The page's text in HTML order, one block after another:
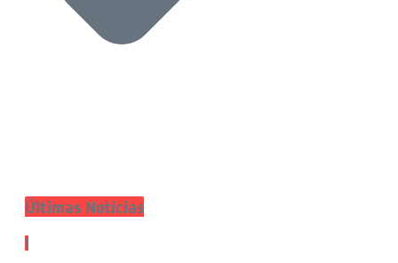
Últimas Notícias
1